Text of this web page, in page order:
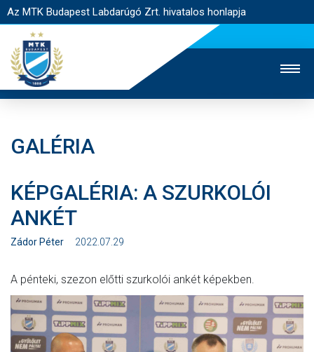
Az MTK Budapest Labdarúgó Zrt. hivatalos honlapja
JEGYÉRTÉKESÍTÉS
WEBSHOP
STADION
HÍREK
CSAPATOK
MÉRKŐZÉSEK
GALÉRIA
KÉPGALÉRIA: A SZURKOLÓI
ANKÉT
Zádor Péter 2022.07.29
A pénteki, szezon előtti szurkolói ankét képekben.